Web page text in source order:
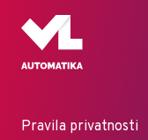
Pravila privatnosti